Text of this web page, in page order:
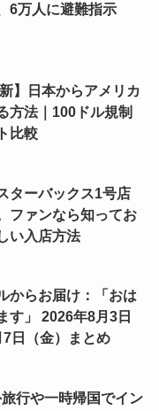
6万人に避難指示
】日本からアメリカ
方法｜100ドル規制
比較
ターバックス1号店
ファンなら知ってお
い入店方法
からお届け：「おは
す」 2026年8月3日
7日（金）まとめ
旅行や一時帰国でイン